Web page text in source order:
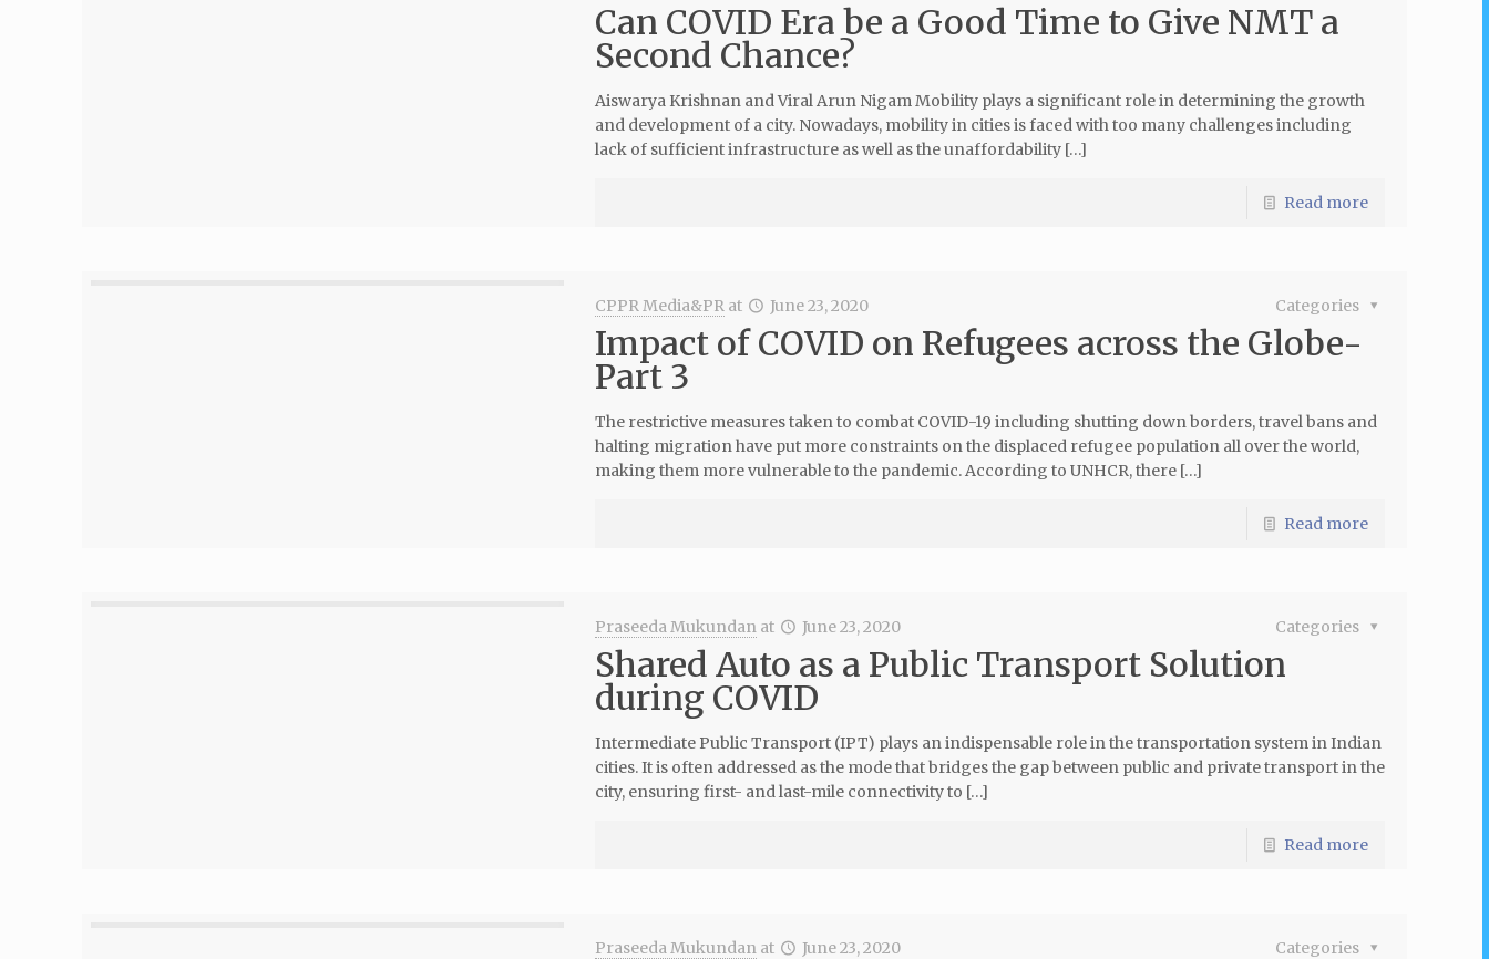
Can COVID Era be a Good Time to Give NMT a
Second Chance?
Aiswarya Krishnan and Viral Arun Nigam Mobility plays a significant role in determining the growth
and development of a city. Nowadays, mobility in cities is faced with too many challenges including
lack of sufficient infrastructure as well as the unaffordability […]
Read more
CPPR Media&PR at June 23, 2020 Categories
Impact of COVID on Refugees across the Globe-
Part 3
The restrictive measures taken to combat COVID-19 including shutting down borders, travel bans and
halting migration have put more constraints on the displaced refugee population all over the world,
making them more vulnerable to the pandemic. According to UNHCR, there […]
Read more
Praseeda Mukundan at June 23, 2020 Categories
Shared Auto as a Public Transport Solution
during COVID
Intermediate Public Transport (IPT) plays an indispensable role in the transportation system in Indian
cities. It is often addressed as the mode that bridges the gap between public and private transport in the
city, ensuring first- and last-mile connectivity to […]
Read more
Praseeda Mukundan at June 23, 2020 Categories